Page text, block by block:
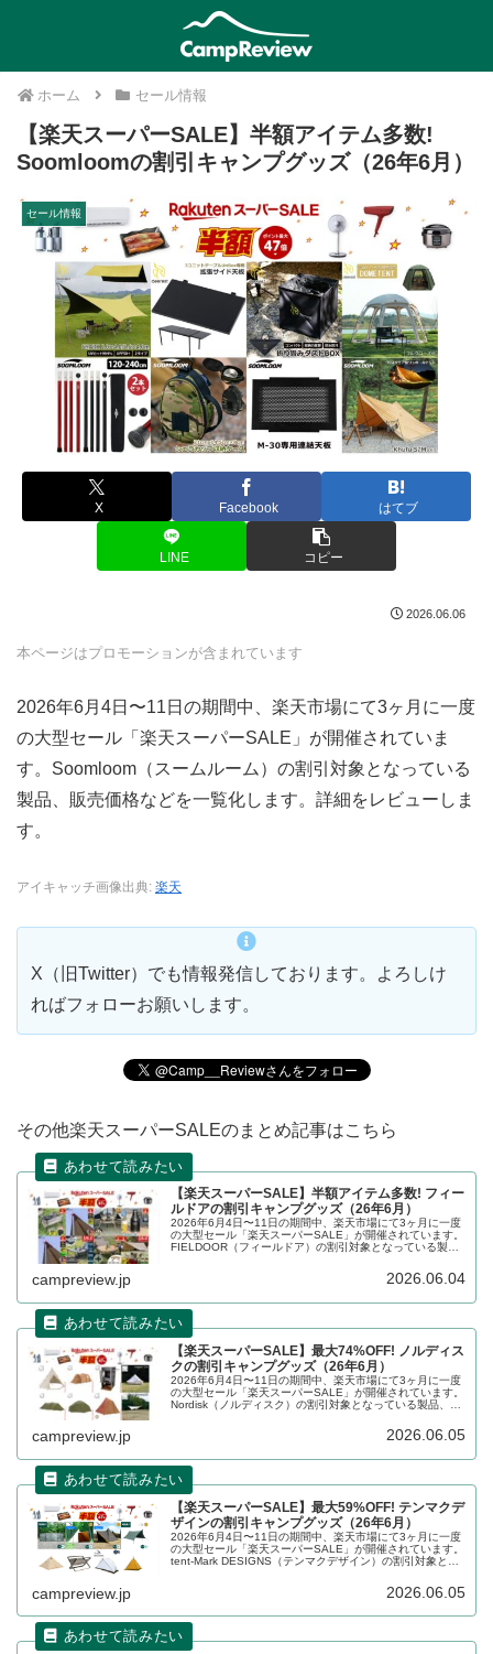
ホーム セール情報
【楽天スーパーSALE】半額アイテム多数!
Soomloomの割引キャンプグッズ（26年6月）
セール情報
X Facebook はてブ
LINE コピー
2026.06.06
本ページはプロモーションが含まれています
2026年6月4日〜11日の期間中、楽天市場にて3ヶ月に一度
の大型セール「楽天スーパーSALE」が開催されていま
す。Soomloom（スームルーム）の割引対象となっている
製品、販売価格などを一覧化します。詳細をレビューしま
す。
アイキャッチ画像出典: 楽天
X（旧Twitter）でも情報発信しております。よろしけ
ればフォローお願いします。
その他楽天スーパーSALEのまとめ記事はこちら
【楽天スーパーSALE】半額アイテム多数! フィー
ルドアの割引キャンプグッズ（26年6月）
2026年6月4日〜11日の期間中、楽天市場にて3ヶ月に一度
の大型セール「楽天スーパーSALE」が開催されています。
FIELDOOR（フィールドア）の割引対象となっている製
campreview.jp 2026.06.04
【楽天スーパーSALE】最大74%OFF! ノルディス
クの割引キャンプグッズ（26年6月）
2026年6月4日〜11日の期間中、楽天市場にて3ヶ月に一度
の大型セール「楽天スーパーSALE」が開催されています。
Nordisk（ノルディスク）の割引対象となっている製品、販
campreview.jp 2026.06.05
【楽天スーパーSALE】最大59%OFF! テンマクデ
ザインの割引キャンプグッズ（26年6月）
2026年6月4日〜11日の期間中、楽天市場にて3ヶ月に一度
の大型セール「楽天スーパーSALE」が開催されています。
tent-Mark DESIGNS（テンマクデザイン）の割引対象とな
campreview.jp 2026.06.05